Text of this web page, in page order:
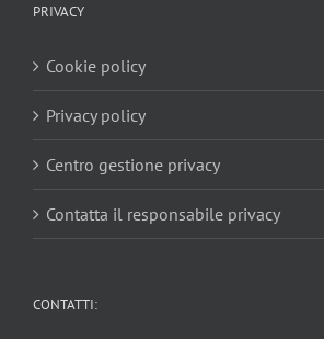
PRIVACY
Cookie policy
Privacy policy
Centro gestione privacy
Contatta il responsabile privacy
CONTATTI: